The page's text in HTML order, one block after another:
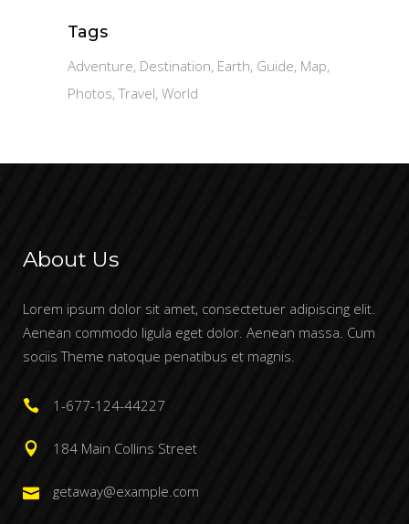
Tags
Adventure Destination Earth Guide Map
Photos Travel World
About Us
Lorem ipsum dolor sit amet, consectetuer adipiscing elit.
Aenean commodo ligula eget dolor. Aenean massa. Cum
sociis Theme natoque penatibus et magnis.
1-677-124-44227
184 Main Collins Street
getaway@example.com